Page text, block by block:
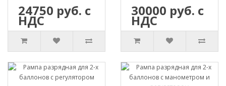
24750 руб. с
НДС
30000 руб. с
НДС